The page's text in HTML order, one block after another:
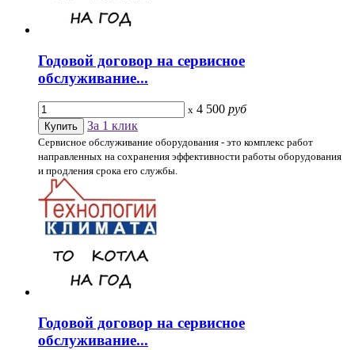
Годовой договор на сервисное
обслуживание...
x 4 500 руб
За 1 клик
Сервисное обслуживание оборудования - это комплекс работ
направленных на сохранения эффективности работы оборудования
и продления срока его службы.
Годовой договор на сервисное
обслуживание...